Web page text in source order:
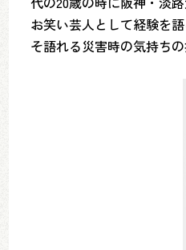
お笑い芸人として経験を
そ語れる災害時の気持ち